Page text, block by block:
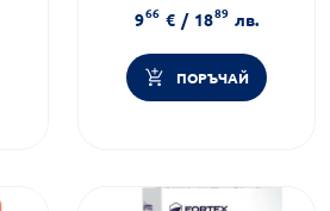
комплект
966 € / 1889 лв.
ПОРЪЧАЙ